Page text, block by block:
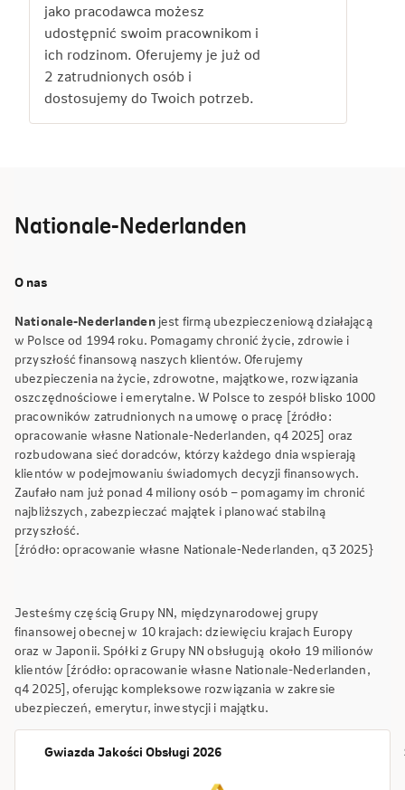
jako pracodawca możesz
udostępnić swoim pracownikom i
ich rodzinom. Oferujemy je już od
2 zatrudnionych osób i
dostosujemy do Twoich potrzeb.
Nationale-Nederlanden
O nas
Nationale-Nederlanden jest firmą ubezpieczeniową działającą
w Polsce od 1994 roku. Pomagamy chronić życie, zdrowie i
przyszłość finansową naszych klientów. Oferujemy
ubezpieczenia na życie, zdrowotne, majątkowe, rozwiązania
oszczędnościowe i emerytalne. W Polsce to zespół blisko 1000
pracowników zatrudnionych na umowę o pracę [źródło:
opracowanie własne Nationale-Nederlanden, q4 2025] oraz
rozbudowana sieć doradców, którzy każdego dnia wspierają
klientów w podejmowaniu świadomych decyzji finansowych.
Zaufało nam już ponad 4 miliony osób – pomagamy im chronić
najbliższych, zabezpieczać majątek i planować stabilną
przyszłość.
[źródło: opracowanie własne Nationale-Nederlanden, q3 2025}
Jesteśmy częścią Grupy NN, międzynarodowej grupy
finansowej obecnej w 10 krajach: dziewięciu krajach Europy
oraz w Japonii. Spółki z Grupy NN obsługują około 19 milionów
klientów [źródło: opracowanie własne Nationale-Nederlanden,
q4 2025], oferując kompleksowe rozwiązania w zakresie
ubezpieczeń, emerytur, inwestycji i majątku.
Gwiazda Jakości Obsługi 2026